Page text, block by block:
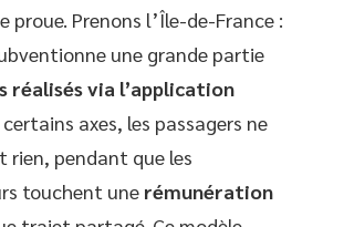
proue. Prenons l’Île-de-France :
une grande partie
réalisés via l’application
certains axes, les passagers ne
rien, pendant que les
touchent une rémunération